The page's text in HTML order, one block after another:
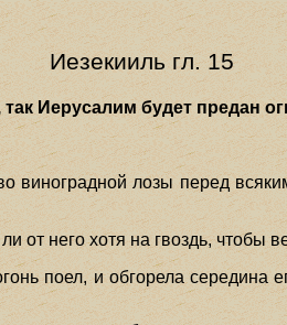
Иезекииль гл. 15
Иерусалим будет предан
виноградной лозы перед
от него хотя на гвоздь,
поел, и обгорела середина